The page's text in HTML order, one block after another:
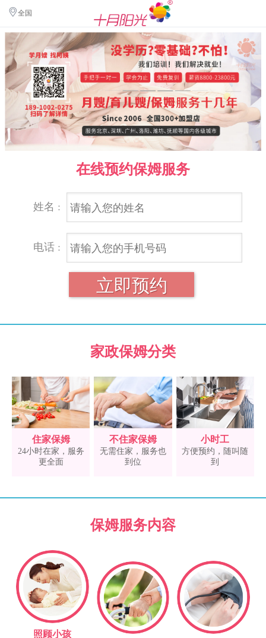
全国
在线预约保姆服务
姓名 :
电话 :
家政保姆分类
住家保姆
24小时在家，服务
更全面
不住家保姆
无需住家，服务也
到位
小时工
方便预约，随叫随
到
保姆服务内容
照顾小孩